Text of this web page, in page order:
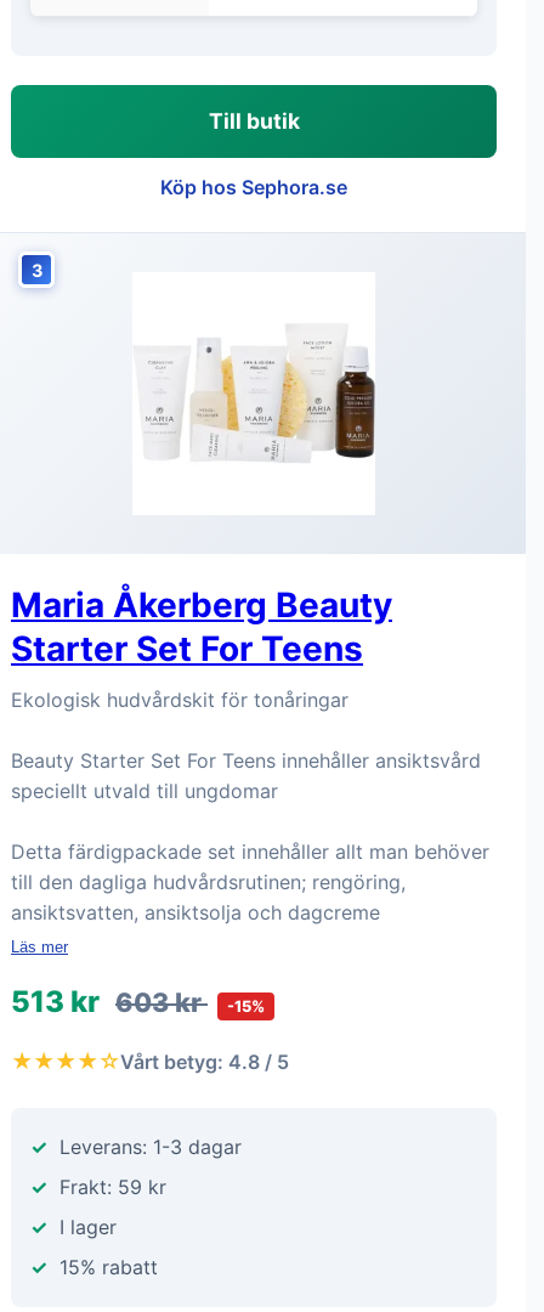
Till butik
Köp hos Sephora.se
3
Maria Åkerberg Beauty
Starter Set For Teens
Ekologisk hudvårdskit för tonåringar
Beauty Starter Set For Teens innehåller ansiktsvård
speciellt utvald till ungdomar
Detta färdigpackade set innehåller allt man behöver
till den dagliga hudvårdsrutinen; rengöring,
ansiktsvatten, ansiktsolja och dagcreme
Läs mer
513 kr 603 kr -15%
★★★★☆Vårt betyg: 4.8 / 5
Leverans: 1-3 dagar
Frakt: 59 kr
I lager
15% rabatt